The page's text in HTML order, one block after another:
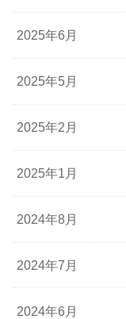
2025年6月
2025年5月
2025年2月
2025年1月
2024年8月
2024年7月
2024年6月